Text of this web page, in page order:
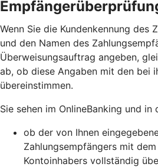
Wenn Sie die Kundenkennung des
und den Namen des
Überweisungsauftrag angeben,
ab, ob diese Angaben mit den bei
übereinstimmen.
Sie sehen im OnlineBanking und in
ob der von Ihnen
Zahlungsempfängers mit
Kontoinhabers vollständig